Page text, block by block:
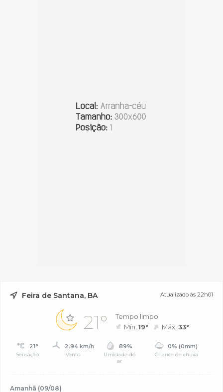
Feira de Santana, BA Atualizado às 22h01
21°
Tempo limpo
Mín.19° Máx.33°
21°
Sensação
2.94 km/h
Vento
89%
Umidade do
ar
0% (0mm)
Chance de chuva
Amanhã (09/08)